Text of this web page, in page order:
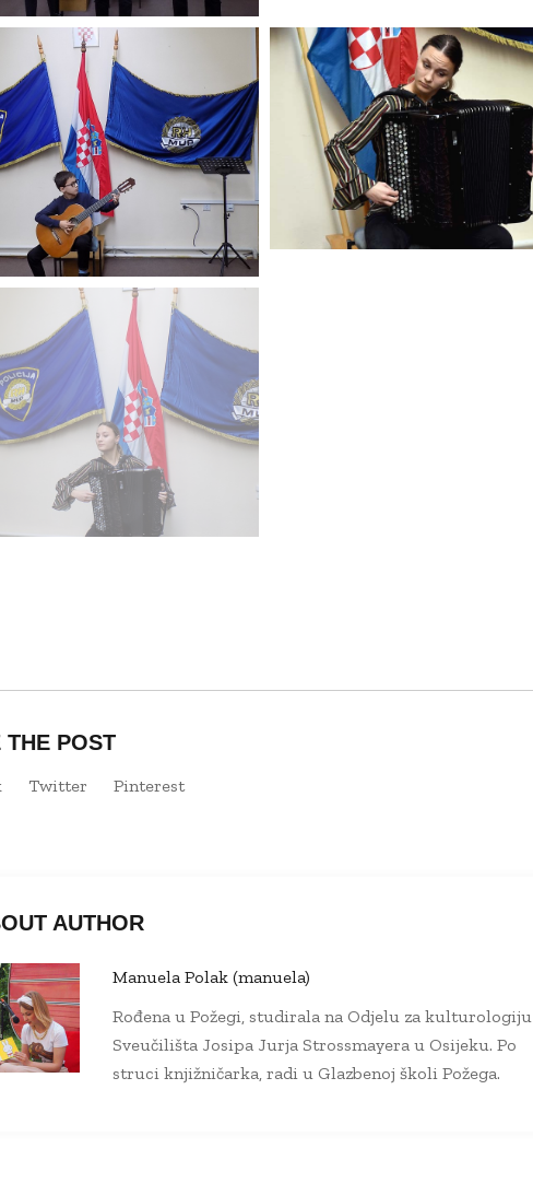
THE POST
Twitter Pinterest
AUTHOR
Manuela Polak (manuela)
Rođena u Požegi, studirala na Odjelu za kulturologiju
Sveučilišta Josipa Jurja Strossmayera u Osijeku. Po
struci knjižničarka, radi u Glazbenoj školi Požega.